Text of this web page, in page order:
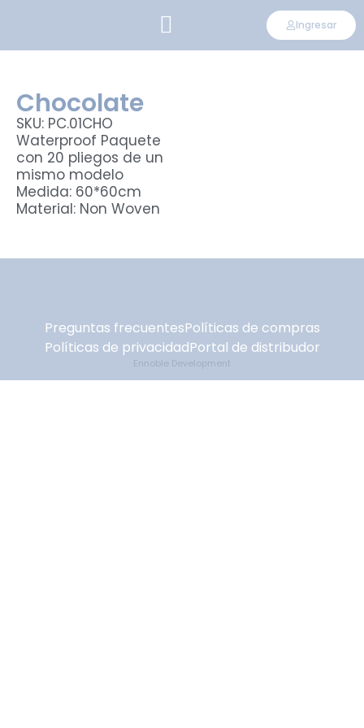
Ingresar
Chocolate
SKU: PC.01CHO
Waterproof Paquete
con 20 pliegos de un
mismo modelo
Medida: 60*60cm
Material: Non Woven
Preguntas frecuentesPolíticas de compras
Políticas de privacidadPortal de distribudor
Ennoble Development